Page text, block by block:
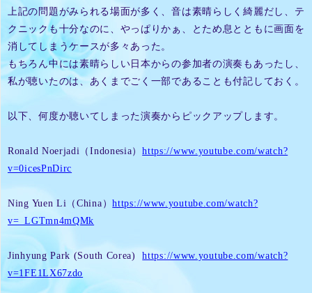
上記の問題がみられる場面が多く、音は素晴らしく綺麗だし、テ
クニックも十分なのに、やっぱりかぁ、とため息とともに画面を
消してしまうケースが多々あった。
もちろん中には素晴らしい日本からの参加者の演奏もあったし、
私が聴いたのは、あくまでごく一部であることも付記しておく。
以下、何度か聴いてしまった演奏からピックアップします。
Ronald Noerjadi（Indonesia）https://www.youtube.com/watch?
v=0icesPnDirc
Ning Yuen Li（China）https://www.youtube.com/watch?
v=_LGTmn4mQMk
Jinhyung Park (South Corea)
https://www.youtube.com/watch?
v=1FE1LX67zdo